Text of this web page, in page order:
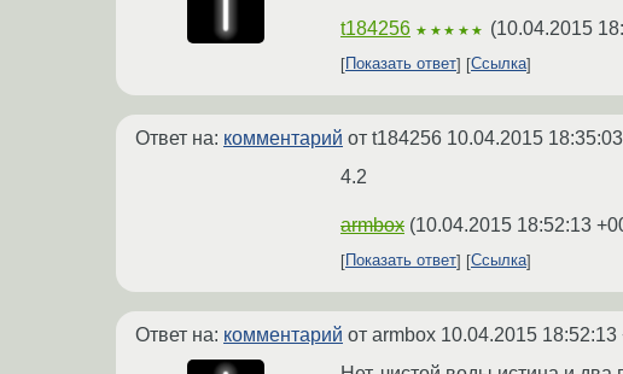
t184256 ★★★★★ (10.04.2015
Показать ответ Ссылка
Ответ на: комментарий от t184256 10.04.2015
4.2
armbox (10.04.2015 18:52:13
Показать ответ Ссылка
Ответ на: комментарий от armbox 10.04.2015 18:52:13